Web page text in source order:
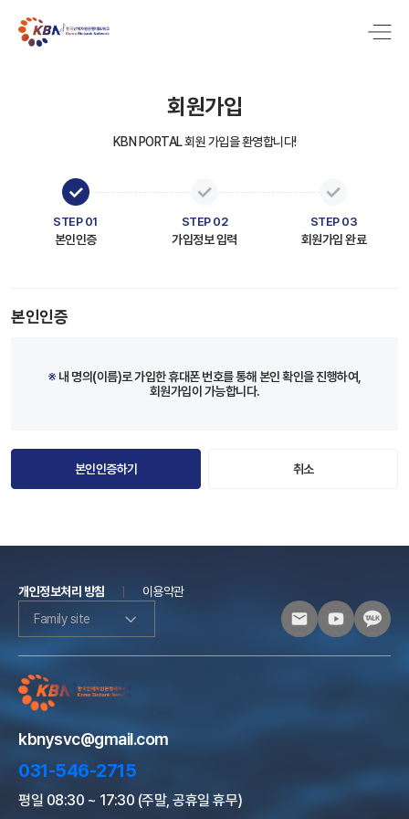
회원가입
KBN PORTAL 회원 가입을 환영합니다!
STEP 01
본인인증
STEP 02
가입정보 입력
STEP 03
회원가입 완료
본인인증
※내 명의(이름)로 가입한 휴대폰 번호를 통해 본인 확인을 진행하여,
회원가입이 가능합니다.
본인인증하기 취소
개인정보처리 방침
이용약관
Family site
kbnysvc@gmail.com
031-546-2715
평일 08:30 ~ 17:30 (주말, 공휴일 휴무)